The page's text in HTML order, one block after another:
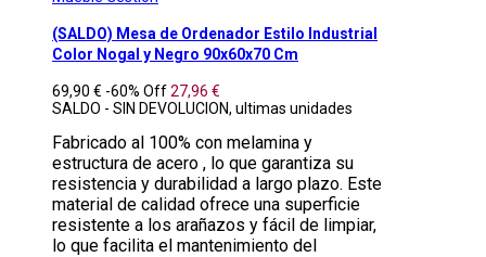
(SALDO) Mesa de Ordenador Estilo Industrial
Color Nogal y Negro 90x60x70 Cm
69,90 € -60% Off27,96 €
SALDO - SIN DEVOLUCION, ultimas unidades
Fabricado al 100% con melamina y
estructura de acero , lo que garantiza su
resistencia y durabilidad a largo plazo. Este
material de calidad ofrece una superficie
resistente a los arañazos y fácil de limpiar,
lo que facilita el mantenimiento del